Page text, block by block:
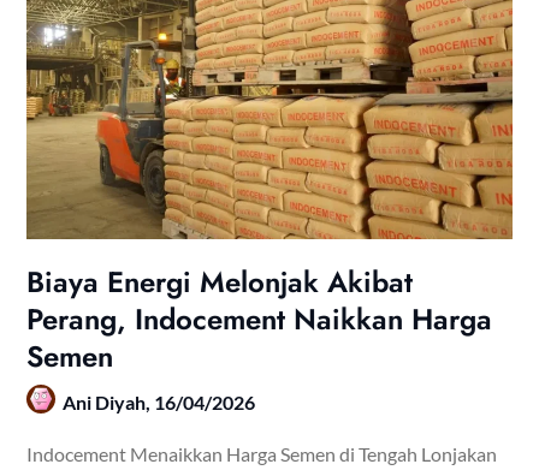
Biaya Energi Melonjak Akibat
Perang, Indocement Naikkan Harga
Semen
Ani Diyah, 16/04/2026
Indocement Menaikkan Harga Semen di Tengah Lonjakan